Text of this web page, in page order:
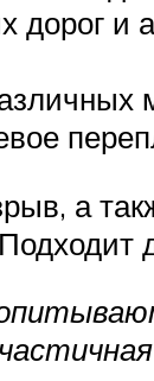
дорог
а